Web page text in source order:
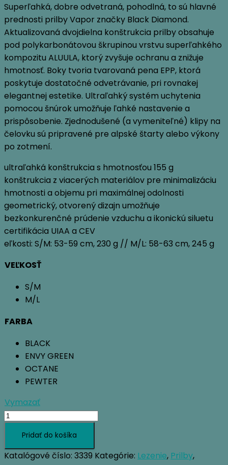
bola:
149,95 €.
je:
137,96 €.
Superľahká, dobre odvetraná, pohodlná, to sú hlavné
prednosti prilby Vapor značky Black Diamond.
Aktualizovaná dvojdielna konštrukcia prilby obsahuje
pod polykarbonátovou škrupinou vrstvu superľahkého
kompozitu ALUULA, ktorý zvyšuje ochranu a znižuje
hmotnosť. Boky tvoria tvarovaná pena EPP, ktorá
poskytuje dostatočné odvetrávanie, pri rovnakej
elegantnej estetike. Ultraľahký systém uchytenia
pomocou šnúrok umožňuje ľahké nastavenie a
prispôsobenie. Zjednodušené (a vymeniteľné) klipy na
čelovku sú pripravené pre alpské štarty alebo výkony
po zotmení.
ultraľahká konštrukcia s hmotnosťou 155 g
konštrukcia z viacerých materiálov pre minimalizáciu
hmotnosti a objemu pri maximálnej odolnosti
geometrický, otvorený dizajn umožňuje
bezkonkurenčné prúdenie vzduchu a ikonickú siluetu
certifikácia UIAA a CEV
eľkosti: S/M: 53-59 cm, 230 g // M/L: 58-63 cm, 245 g
VEĽKOSŤ
S/M
M/L
FARBA
BLACK
ENVY GREEN
OCTANE
PEWTER
Vymazať
množstvo
DIAMOND
VAPOR
Pridať do košíka
Katalógové číslo: 3339 Kategórie: Lezenie, Prilby,